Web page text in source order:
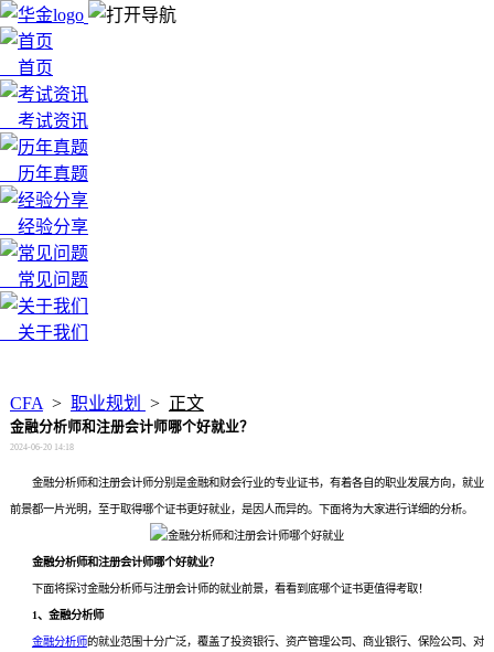
首页
考试资讯
历年真题
经验分享
常见问题
关于我们
CFA > 职业规划 > 正文
金融分析师和注册会计师哪个好就业？
2024-06-20 14:18
金融分析师和注册会计师分别是金融和财会行业的专业证书，有着各自的职业发展方向，就业
前景都一片光明，至于取得哪个证书更好就业，是因人而异的。下面将为大家进行详细的分析。
金融分析师和注册会计师哪个好就业？
下面将探讨金融分析师与注册会计师的就业前景，看看到底哪个证书更值得考取！
1、金融分析师
金融分析师的就业范围十分广泛，覆盖了投资银行、资产管理公司、商业银行、保险公司、对